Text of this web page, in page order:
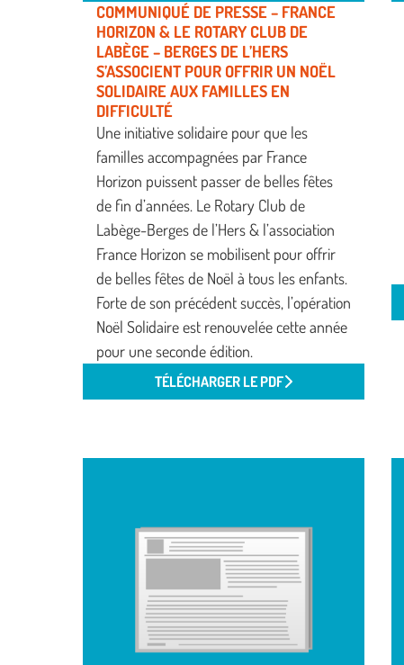
COMMUNIQUÉ DE PRESSE – ​FRANCE
HORIZON & LE ROTARY CLUB DE
LABÈGE – BERGES DE L’HERS
S’ASSOCIENT POUR OFFRIR UN NOËL
SOLIDAIRE AUX FAMILLES EN
DIFFICULTÉ
Une initiative solidaire pour que les
familles accompagnées par France
Horizon puissent passer de belles fêtes
de fin d’années. Le Rotary Club de
Labège-Berges de l’Hers & l’association
France Horizon se mobilisent pour offrir
de belles fêtes de Noël à tous les enfants.
Forte de son précédent succès, l’opération
Noël Solidaire est renouvelée cette année
pour une seconde édition.
TÉLÉCHARGER LE PDF